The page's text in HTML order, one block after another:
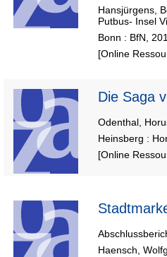
Hansjürgens,
Putbus- Insel
Bonn : BfN,
[Online
Die
Odenthal,
Heinsberg :
[Online
Haensch,